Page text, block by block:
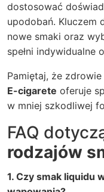
dostosować
upodobań. Kluczem
nowe smaki oraz
spełni indywidualne
Pamiętaj, że
E-cigarete oferuje
w mniej szkodliwej
FAQ
rodzajów
1. Czy smak liquidu